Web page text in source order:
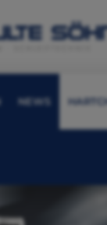
NEWS